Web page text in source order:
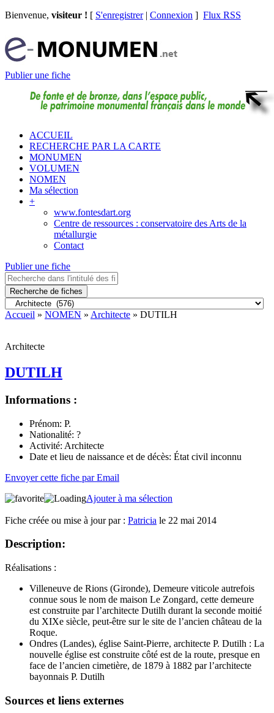
Bienvenue, visiteur ! [ S'enregistrer| Connexion ] Flux RSS
Publier une fiche
ACCUEIL
RECHERCHE PAR LA CARTE
MONUMEN
VOLUMEN
NOMEN
Ma sélection
+
www.fontesdart.org
Centre de ressources : conservatoire des Arts de la
métallurgie
Contact
Publier une fiche
Recherche de fiches
Accueil » NOMEN » Architecte » DUTILH
Architecte
DUTILH
Informations :
Prénom: P.
Nationalité: ?
Activité: Architecte
Date et lieu de naissance et de décès: État civil inconnu
Envoyer cette fiche par Email
Ajouter à ma sélection
Fiche créée ou mise à jour par : Patricia le 22 mai 2014
Description:
Réalisations :
Villeneuve de Rions (Gironde), Demeure viticole autrefois
connue sous le nom de maison Le Zongard, cette demeure
est construite par l’architecte Dutilh durant la seconde moitié
du XIXe siècle, peut-être sur le site de l’ancien château de la
Roque.
Ondres (Landes), église Saint-Pierre, architecte P. Dutilh : La
nouvelle église est construite côté est de la route, presque en
face de l’ancien cimetière, de 1879 à 1882 par l’architecte
bayonnais P. Dutilh
Sources et liens externes